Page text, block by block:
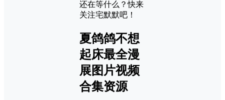
还在等什么？快来
关注宅默默吧！
夏鸽鸽不想
起床最全漫
展图片视频
合集资源